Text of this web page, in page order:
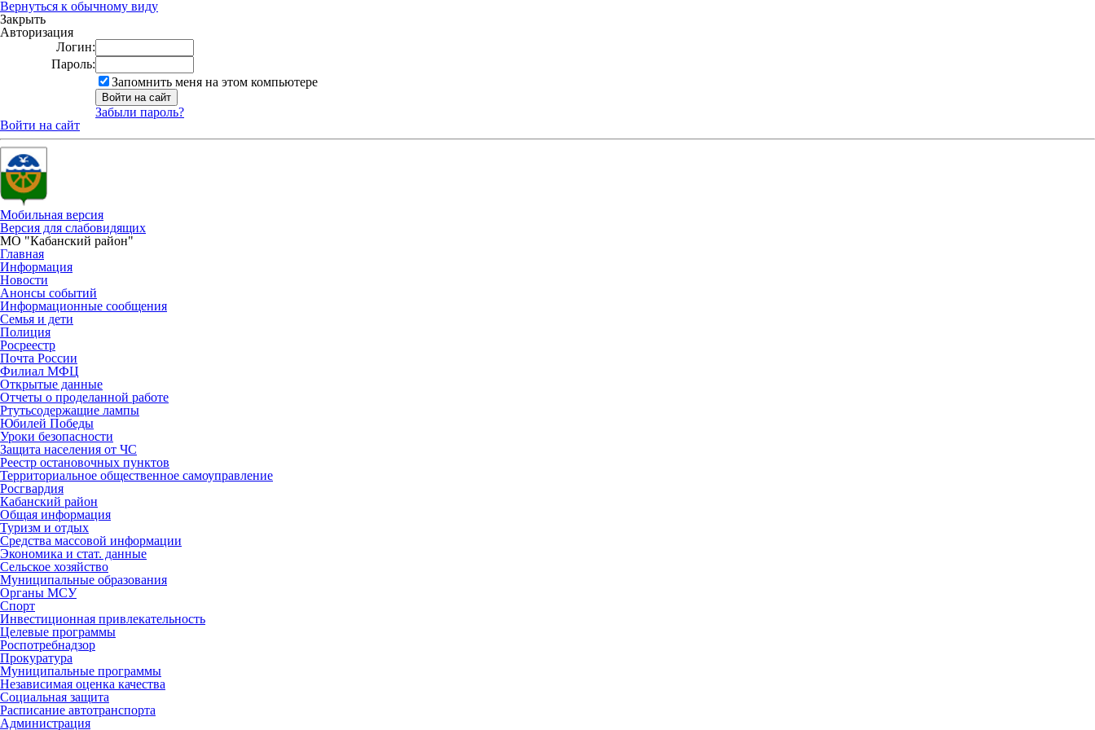
Вернуться к обычному виду
Закрыть
Авторизация
Логин:
Пароль:
Запомнить меня на этом компьютере
Забыли пароль?
Войти на сайт
Мобильная версия
Версия для слабовидящих
МО "Кабанский район"
Главная
Информация
Новости
Анонсы событий
Информационные сообщения
Семья и дети
Полиция
Росреестр
Почта России
Филиал МФЦ
Открытые данные
Отчеты о проделанной работе
Ртутьсодержащие лампы
Юбилей Победы
Уроки безопасности
Защита населения от ЧС
Реестр остановочных пунктов
Территориальное общественное самоуправление
Росгвардия
Кабанский район
Общая информация
Туризм и отдых
Средства массовой информации
Экономика и стат. данные
Сельское хозяйство
Муниципальные образования
Органы МСУ
Спорт
Инвестиционная привлекательность
Целевые программы
Роспотребнадзор
Прокуратура
Муниципальные программы
Независимая оценка качества
Социальная защита
Расписание автотранспорта
Администрация